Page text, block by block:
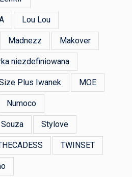
Lou Lou
Madnezz Makover
niezdefiniowana
Plus Iwanek MOE
Numoco
Souza Stylove
TWINSET